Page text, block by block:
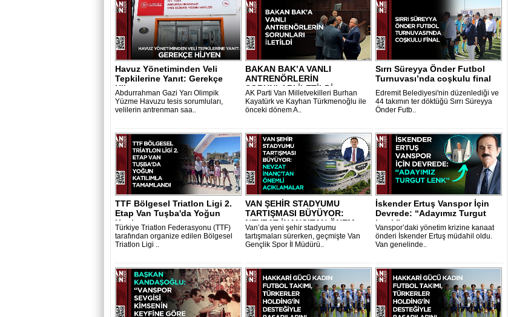
Havuz Yönetiminden Veli
Tepkilerine Yanıt: Gerekçe
Hijyen
Abdurrahman Gazi Yarı Olimpik
Yüzme Havuzu tesis sorumluları,
velilerin antrenman saa..
BAKAN BAK’A VANLI
ANTRENÖRLERİN
SORUNLARI İLETİLDİ
AK Parti Van Milletvekilleri Burhan
Kayatürk ve Kayhan Türkmenoğlu ile
önceki dönem A..
Sırrı Süreyya Önder Futbol
Turnuvası’nda coşkulu final
..
Edremit Belediyesi'nin düzenlediği ve
44 takımın ter döktüğü Sırrı Süreyya
Önder Futb..
TTF Bölgesel Triatlon Ligi 2.
Etap Van Tuşba'da Yoğun
Katılı..
Türkiye Triatlon Federasyonu (TTF)
tarafından organize edilen Bölgesel
Triatlon Ligi ..
VAN ŞEHİR STADYUMU
TARTIŞMASI BÜYÜYOR:
NEVZAT İNANÇ’TAN ÖNEM..
Van’da yeni şehir stadyumu
tartışmaları sürerken, geçmişte Van
Gençlik Spor İl Müdürü..
İskender Ertuş Vanspor İçin
Devrede: “Adayımız Turgut
Lenk”..
Vanspor’daki yönetim krizine kanaat
önderi İskender Ertuş müdahil oldu.
Van genelinde..